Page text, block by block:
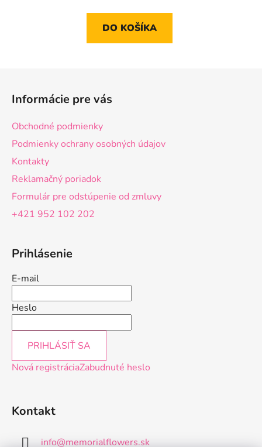
DO KOŠÍKA
Informácie pre vás
Obchodné podmienky
Podmienky ochrany osobných údajov
Kontakty
Reklamačný poriadok
Formulár pre odstúpenie od zmluvy
+421 952 102 202
Prihlásenie
E-mail
Heslo
PRIHLÁSIŤ SA
Nová registráciaZabudnuté heslo
Kontakt
info@memorialflowers.sk